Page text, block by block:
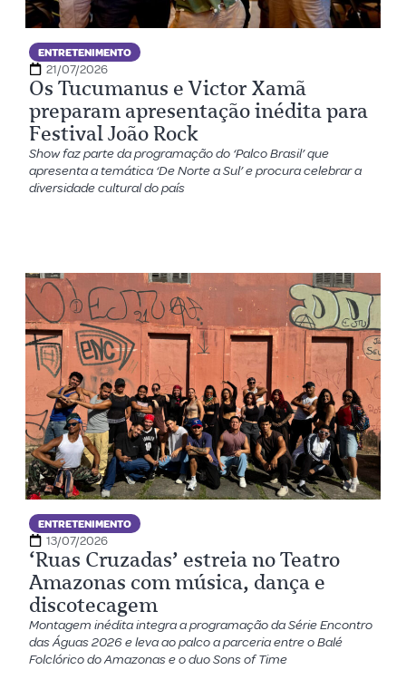
ENTRETENIMENTO
21/07/2026
Os Tucumanus e Victor Xamã
preparam apresentação inédita para
Festival João Rock
Show faz parte da programação do ‘Palco Brasil’ que
apresenta a temática ‘De Norte a Sul’ e procura celebrar a
diversidade cultural do país
ENTRETENIMENTO
13/07/2026
‘Ruas Cruzadas’ estreia no Teatro
Amazonas com música, dança e
discotecagem
Montagem inédita integra a programação da Série Encontro
das Águas 2026 e leva ao palco a parceria entre o Balé
Folclórico do Amazonas e o duo Sons of Time